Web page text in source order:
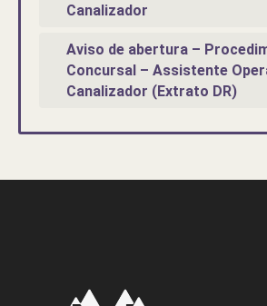
Canalizador
Aviso de abertura –
Concursal – Assistente
Canalizador (Extrato DR)